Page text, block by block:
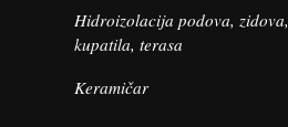
Hidroizolacija podova, zidova,
kupatila, terasa
Keramičar